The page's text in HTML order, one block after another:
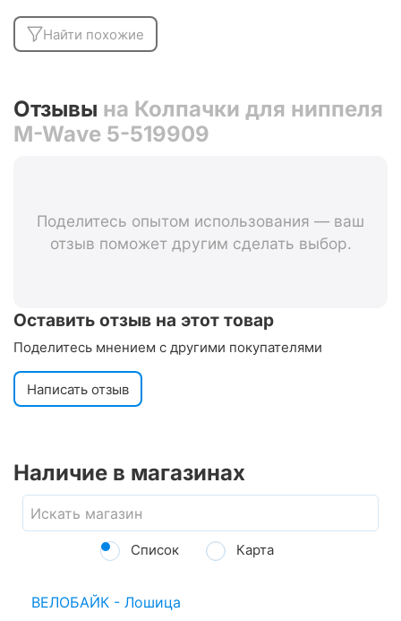
Найти похожие
Отзывы на Колпачки для ниппеля
M-Wave 5-519909
Поделитесь опытом использования — ваш
отзыв поможет другим сделать выбор.
Оставить отзыв на этот товар
Поделитесь мнением с другими покупателями
Написать отзыв
Наличие в магазинах
Список Карта
ВЕЛОБАЙК - Лошица